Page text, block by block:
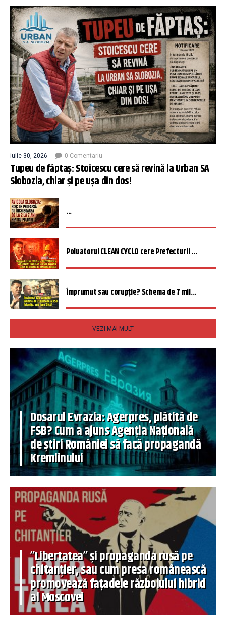
iulie 30, 2026 0 Comentariu
Tupeu de făptaș: Stoicescu cere să revină la Urban SA
Slobozia, chiar și pe ușa din dos!
...
Poluatorul CLEAN CYCLO cere Prefecturii ...
Împrumut sau corupție? Schema de 7 mil...
VEZI MAI MULT
Dosarul Evrazia: Agerpres, plătită de
FSB? Cum a ajuns Agenția Națională
de știri României să facă propagandă
Kremlinului
”Libertatea” și propaganda rusă pe
chitanțier, sau cum presa românească
promovează fațadele războiului hibrid
al Moscovei